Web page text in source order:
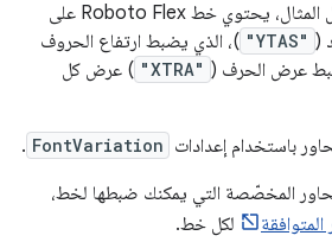
ملف الخط نفسه. على سبيل المثال، يحتوي خط Roboto Flex على
(
"YTAS" )، الذي يضبط ارتفاع الحروف
عرض الحرف ( "XTRA" ) عرض كل
باستخدام إعدادات FontVariation
.
المخصّصة التي يمكنك ضبطها لخط،
لكل خط.